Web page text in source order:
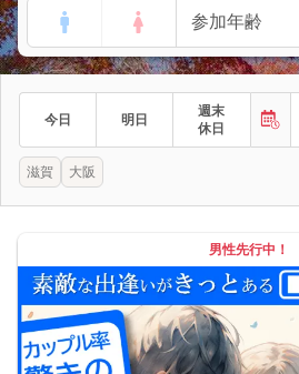
今日 明日
週末
休日
滋賀 大阪
男性先行中！